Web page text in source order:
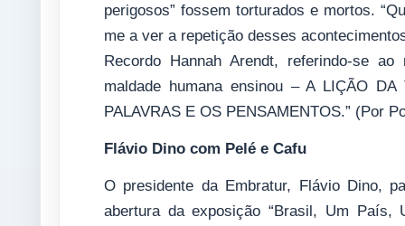
perigosos” fossem torturados e mortos.
me a ver a repetição desses
Recordo Hannah Arendt, referindo-se
maldade humana ensinou – A LIÇÃO
PALAVRAS E OS PENSAMENTOS.” (Por
Flávio Dino com Pelé e Cafu
O presidente da Embratur, Flávio Dino,
abertura da exposição “Brasil, Um País,